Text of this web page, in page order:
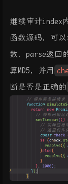
继续审计index
函数源码，可以
数，parse返回
算MD5，并用
断是否是正确的